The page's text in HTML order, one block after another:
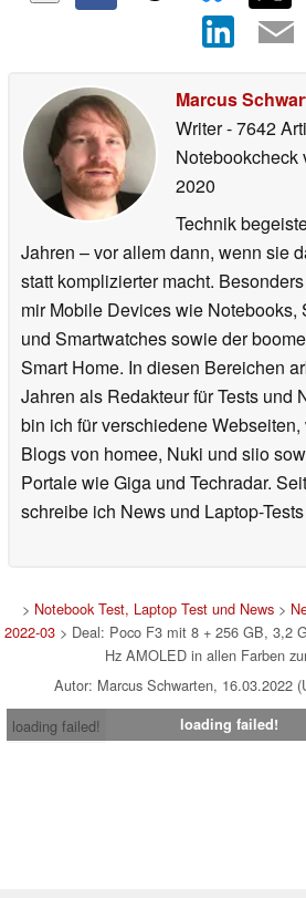
Marcus
Writer- 7642
Notebookcheck
2020
Technik
Jahren – vor allem dann, wenn sie
statt komplizierter macht.
mir Mobile Devices wie Notebooks,
und Smartwatches sowie der
Smart Home. In diesen Bereichen
Jahren als Redakteur für Tests und
bin ich für verschiedene
Blogs von homee, Nuki und siio
Portale wie Giga und Techradar.
schreibe ich News und Laptop-
> Notebook Test, Laptop Test und News>
2022-03 > Deal: Poco F3 mit 8 + 256 GB, 3,2
Hz AMOLED in allen Farben
Autor: Marcus Schwarten, 16.03.2022
loading failed!
loading failed!